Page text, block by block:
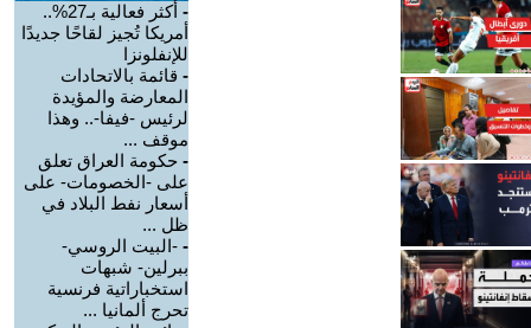
-
أكثر فعالية بـ27%..
أمريكا تُجيز لقاحًا جديدًا
للإنفلونزا
- قائمة بالاتحادات
المعارضة والمؤيدة
لرئيس -فيفا-.. وهذا
موقف ...
- حكومة العراق تعلق
على -الخصومات- على
أسعار نفط البلاد في
ظل ...
- -البيت الروسي-
ببرلين- شبهات
استخباراتية فرنسية
تحرج ألمانيا ...